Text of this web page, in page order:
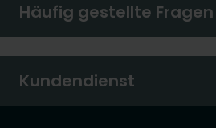
Häufig gestellte Fragen
Kundendienst